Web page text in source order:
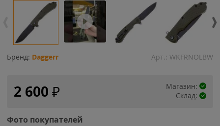
Бренд: Daggerr Арт.: WKFRNOLBW
2 600 ₽
Магазин:
Склад:
Фото покупателей